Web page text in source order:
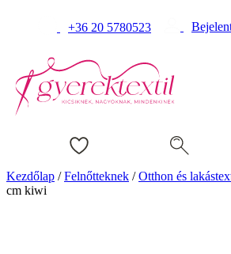
+36 20 5780523
Kezdőlap /Felnőtteknek /Otthon és
cm kiwi